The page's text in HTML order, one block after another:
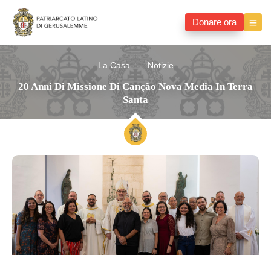
Donare ora
La Casa Notizie
20 Anni Di Missione Di Canção Nova Media In Terra
Santa